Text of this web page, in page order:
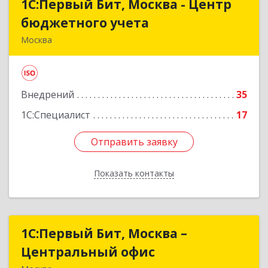
1С:Первый Бит, Москва - Центр
бюджетного учета
Москва
Внедрений
35
1С:Специалист
17
Отправить заявку
Показать контакты
1С:Первый Бит, Москва - Центр
бюджетного учета
Подробнее
Отправить заявку
Назад
1С:Первый Бит, Москва –
Центральный офис
1С:Первый Бит, Москва –
Центральный офис